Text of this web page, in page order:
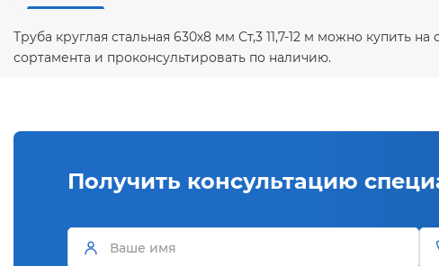
Труба круглая стальная 630х8 мм Ст,3 11,7-12 м можно
сортамента и проконсультировать по наличию.
Получить консультацию